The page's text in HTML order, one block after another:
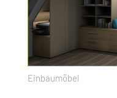
Einbaumöbel